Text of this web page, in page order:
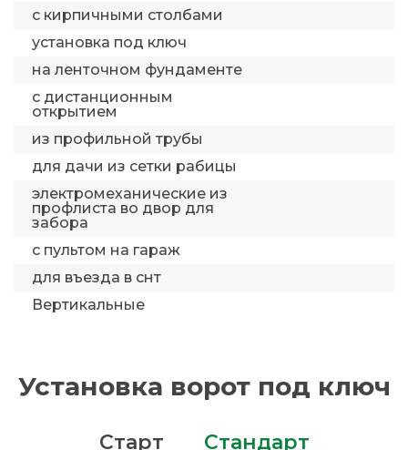
с кирпичными столбами
установка под ключ
на ленточном фундаменте
с дистанционным
открытием
из профильной трубы
для дачи из сетки рабицы
электромеханические из
профлиста во двор для
забора
с пультом на гараж
для въезда в снт
Вертикальные
Установка ворот под ключ
Старт Стандарт